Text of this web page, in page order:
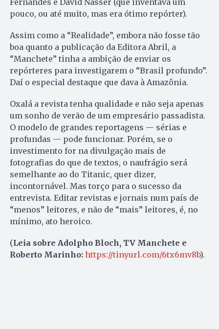
Fernandes e David Nasser (que inventava um
pouco, ou até muito, mas era ótimo repórter).
Assim como a “Realidade”, embora não fosse tão
boa quanto a publicação da Editora Abril, a
“Manchete” tinha a ambição de enviar os
repórteres para investigarem o “Brasil profundo”.
Daí o especial destaque que dava à Amazônia.
Oxalá a revista tenha qualidade e não seja apenas
um sonho de verão de um empresário passadista.
O modelo de grandes reportagens — sérias e
profundas — pode funcionar. Porém, se o
investimento for na divulgação mais de
fotografias do que de textos, o naufrágio será
semelhante ao do Titanic, quer dizer,
incontornável. Mas torço para o sucesso da
entrevista. Editar revistas e jornais num país de
“menos” leitores, e não de “mais” leitores, é, no
mínimo, ato heroico.
(Leia sobre Adolpho Bloch, TV Manchete e
Roberto Marinho: https://tinyurl.com/6tx6mv8b).